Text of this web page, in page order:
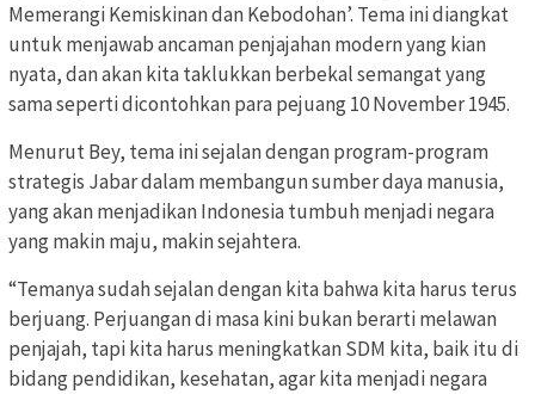
Memerangi Kemiskinan dan Kebodohan’. Tema ini diangkat
untuk menjawab ancaman penjajahan modern yang kian
nyata, dan akan kita taklukkan berbekal semangat yang
sama seperti dicontohkan para pejuang 10 November 1945.
Menurut Bey, tema ini sejalan dengan program-program
strategis Jabar dalam membangun sumber daya manusia,
yang akan menjadikan Indonesia tumbuh menjadi negara
yang makin maju, makin sejahtera.
“Temanya sudah sejalan dengan kita bahwa kita harus terus
berjuang. Perjuangan di masa kini bukan berarti melawan
penjajah, tapi kita harus meningkatkan SDM kita, baik itu di
bidang pendidikan, kesehatan, agar kita menjadi negara